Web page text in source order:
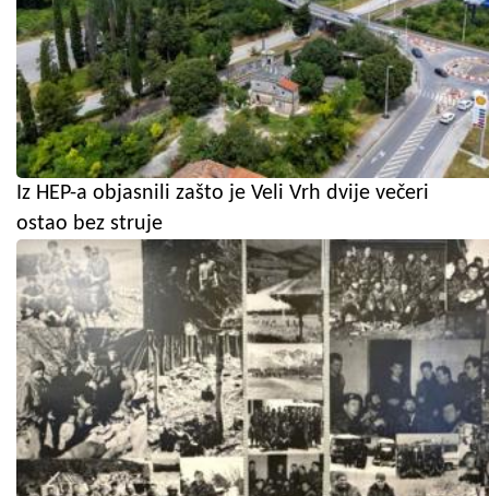
Iz HEP-a objasnili zašto je Veli Vrh dvije večeri
ostao bez struje